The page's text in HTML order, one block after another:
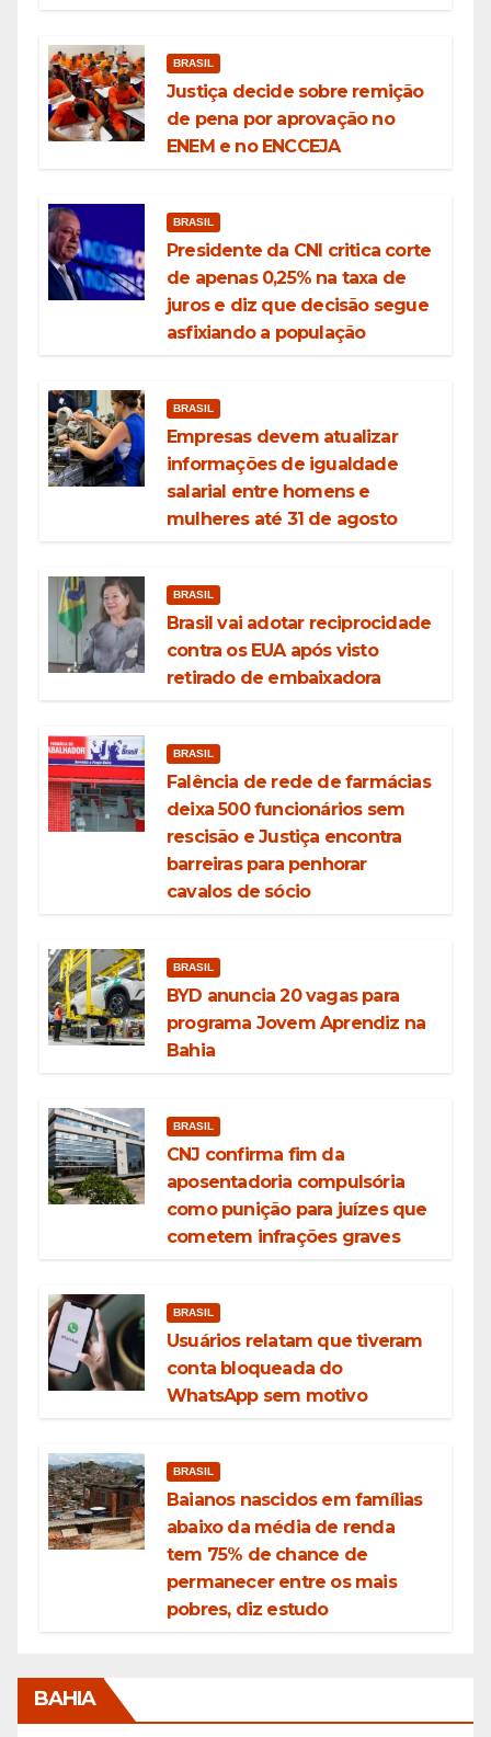
BRASIL
Justiça decide sobre remição
de pena por aprovação no
ENEM e no ENCCEJA
BRASIL
Presidente da CNI critica corte
de apenas 0,25% na taxa de
juros e diz que decisão segue
asfixiando a população
BRASIL
Empresas devem atualizar
informações de igualdade
salarial entre homens e
mulheres até 31 de agosto
BRASIL
Brasil vai adotar reciprocidade
contra os EUA após visto
retirado de embaixadora
BRASIL
Falência de rede de farmácias
deixa 500 funcionários sem
rescisão e Justiça encontra
barreiras para penhorar
cavalos de sócio
BRASIL
BYD anuncia 20 vagas para
programa Jovem Aprendiz na
Bahia
BRASIL
CNJ confirma fim da
aposentadoria compulsória
como punição para juízes que
cometem infrações graves
BRASIL
Usuários relatam que tiveram
conta bloqueada do
WhatsApp sem motivo
BRASIL
Baianos nascidos em famílias
abaixo da média de renda
tem 75% de chance de
permanecer entre os mais
pobres, diz estudo
BAHIA